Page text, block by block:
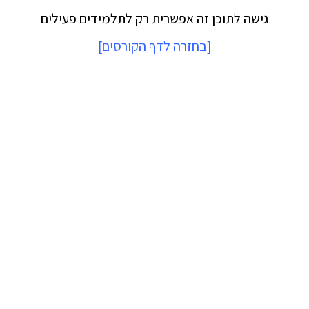
גישה לתוכן זה אפשרית רק לתלמידים פעילים
[בחזרה לדף הקורסים]